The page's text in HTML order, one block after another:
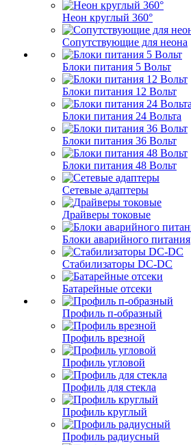
Неон круглый 360°
Сопутствующие для неона
Блоки питания 5 Вольт
Блоки питания 12 Вольт
Блоки питания 24 Вольта
Блоки питания 36 Вольт
Блоки питания 48 Вольт
Сетевые адаптеры
Драйверы токовые
Блоки аварийного питания
Стабилизаторы DC-DC
Батарейные отсеки
Профиль п-образный
Профиль врезной
Профиль угловой
Профиль для стекла
Профиль круглый
Профиль радиусный